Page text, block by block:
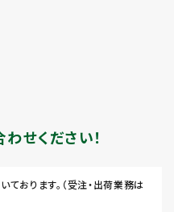
せください！
ております。（受注・出荷業務は